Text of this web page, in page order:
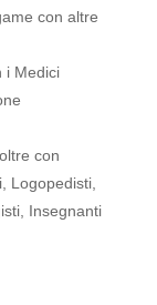
con altre
i Medici
con
Logopedisti,
Insegnanti